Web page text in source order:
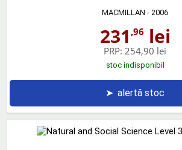
MACMILLAN - 2006
231 ,96 lei
PRP: 254,90 lei
stoc indisponibil
➤ alertă stoc